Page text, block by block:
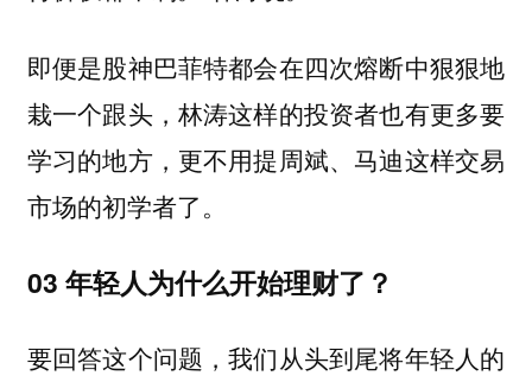
即便是股神巴菲特都会在四次熔断中狠狠地
栽一个跟头，林涛这样的投资者也有更多要
学习的地方，更不用提周斌、马迪这样交易
市场的初学者了。
03 年轻人为什么开始理财了？
要回答这个问题，我们从头到尾将年轻人的